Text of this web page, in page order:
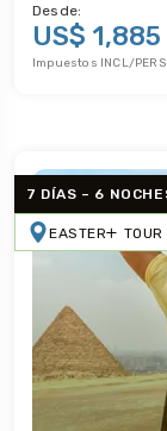
Desde:
US$ 1,885
Impuestos INCL/PERS
7 DÍAS – 6
EASTER